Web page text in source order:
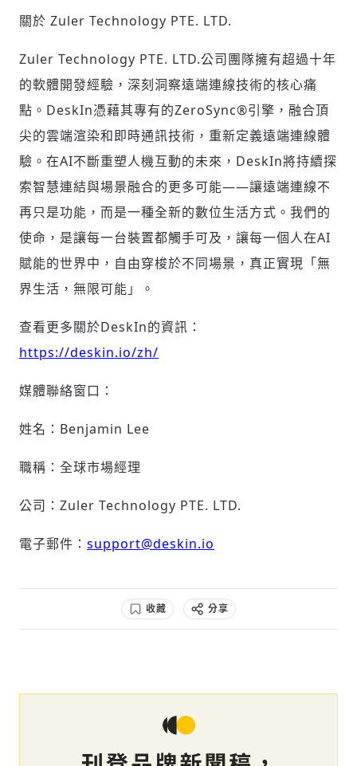
關於 Zuler Technology PTE. LTD.
Zuler Technology PTE. LTD.公司團隊擁有超過十年
的軟體開發經驗，深刻洞察遠端連線技術的核心痛
點。DeskIn憑藉其專有的ZeroSync®引擎，融合頂
尖的雲端渲染和即時通訊技術，重新定義遠端連線體
驗。在AI不斷重塑人機互動的未來，DeskIn將持續探
索智慧連結與場景融合的更多可能——讓遠端連線不
再只是功能，而是一種全新的數位生活方式。我們的
使命，是讓每一台裝置都觸手可及，讓每一個人在AI
賦能的世界中，自由穿梭於不同場景，真正實現「無
界生活，無限可能」。
查看更多關於DeskIn的資訊：
https://deskin.io/zh/
媒體聯絡窗口：
姓名：Benjamin Lee
職稱：全球市場經理
公司：Zuler Technology PTE. LTD.
電子郵件： support@deskin.io
收藏 分享